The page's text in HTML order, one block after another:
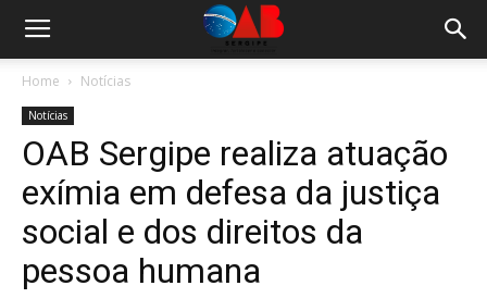
Home Notícias
Notícias
OAB Sergipe realiza atuação
exímia em defesa da justiça
social e dos direitos da
pessoa humana